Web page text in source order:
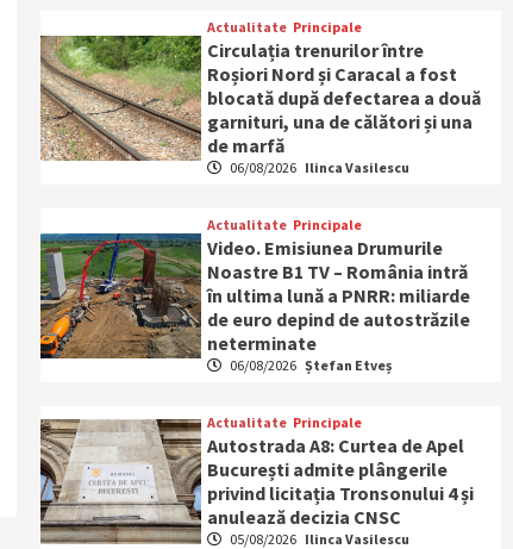
Actualitate Principale
Circulația trenurilor între
Roșiori Nord și Caracal a fost
blocată după defectarea a două
garnituri, una de călători și una
de marfă
06/08/2026 Ilinca Vasilescu
Actualitate Principale
Video. Emisiunea Drumurile
Noastre B1 TV – România intră
în ultima lună a PNRR: miliarde
de euro depind de autostrăzile
neterminate
06/08/2026 Ștefan Etveș
Actualitate Principale
Autostrada A8: Curtea de Apel
București admite plângerile
privind licitația Tronsonului 4 și
anulează decizia CNSC
05/08/2026 Ilinca Vasilescu